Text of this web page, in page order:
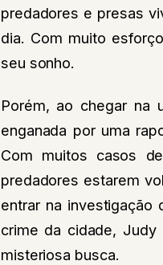
predadores e presas
dia. Com muito
seu sonho.
Porém, ao chegar na
enganada por uma
Com muitos casos
predadores estarem
entrar na investigação
crime da cidade, Judy
misteriosa busca.